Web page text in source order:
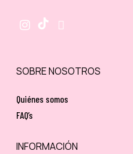
SOBRE NOSOTROS
Quiénes somos
FAQ’s
INFORMACIÓN